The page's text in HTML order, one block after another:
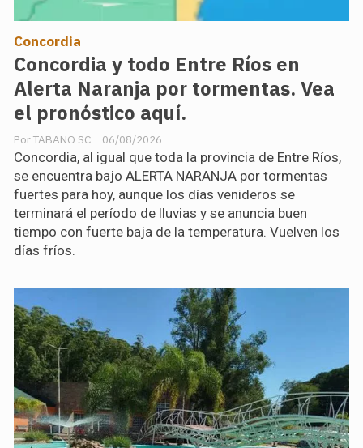
Concordia y todo Entre Ríos en
Alerta Naranja por tormentas. Vea
el pronóstico aquí.
TABANO SC
Concordia
06/08/2026
Concordia, al igual que toda la provincia de Entre Ríos,
se encuentra bajo ALERTA NARANJA por tormentas
fuertes para hoy, aunque los días venideros se
terminará el período de lluvias y se anuncia buen
tiempo con fuerte baja de la temperatura. Vuelven los
días fríos.